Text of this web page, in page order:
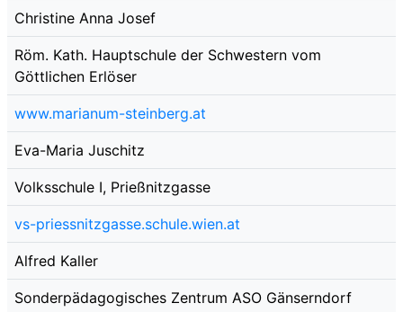
Christine Anna Josef
Röm. Kath. Hauptschule der Schwestern vom
Göttlichen Erlöser
www.marianum-steinberg.at
Eva-Maria Juschitz
Volksschule I, Prießnitzgasse
vs-priessnitzgasse.schule.wien.at
Alfred Kaller
Sonderpädagogisches Zentrum ASO Gänserndorf